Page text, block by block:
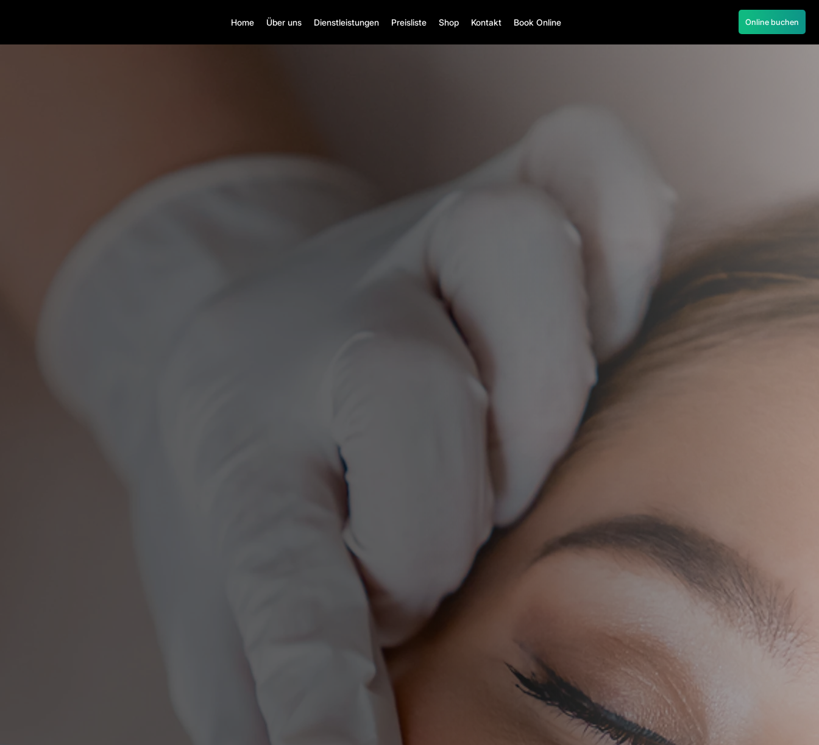
Home Über uns Dienstleistungen Preisliste Shop Kontakt Book Online Online buchen